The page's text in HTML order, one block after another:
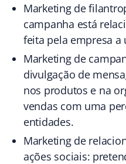
Marketing de
campanha está
feita pela empresa a
Marketing de
divulgação de
nos produtos e na
vendas com uma
entidades.
Marketing de
ações sociais: